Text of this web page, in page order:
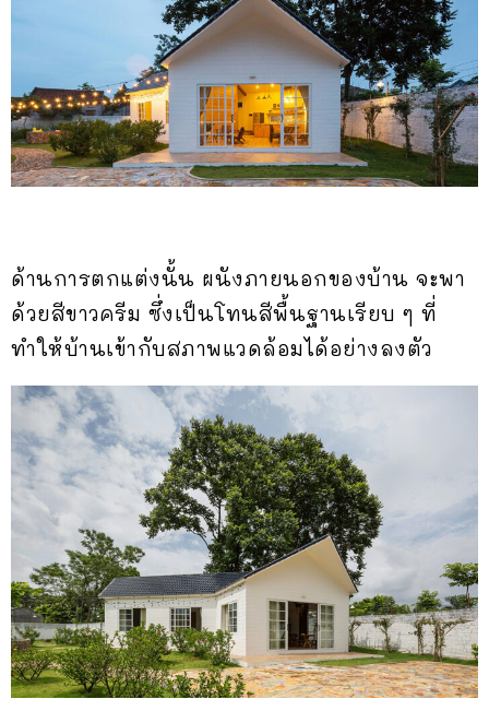
ด้านการตกแต่งนั้น ผนังภายนอกของบ้าน จะพา
ด้วยสีขาวครีม ซึ่งเป็นโทนสีพื้นฐานเรียบ ๆ ที่
ทำให้บ้านเข้ากับสภาพแวดล้อมได้อย่างลงตัว